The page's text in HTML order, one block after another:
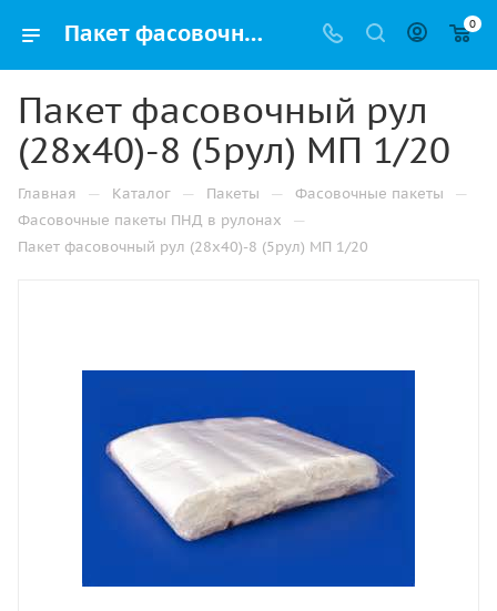
Пакет фасовочный рул (28х40)-8 (5рул) МП 1/20 купить в Санкт-Петербурге с доставкой оптом и в розницу 0
Пакет фасовочный рул
(28х40)-8 (5рул) МП 1/20
Главная — Каталог — Пакеты — Фасовочные пакеты —
Фасовочные пакеты ПНД в рулонах —
Пакет фасовочный рул (28х40)-8 (5рул) МП 1/20